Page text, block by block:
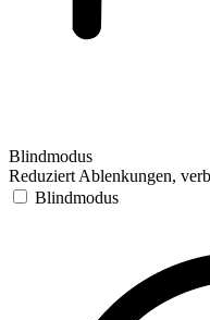
Blindmodus
Reduziert Ablenkungen,
Blindmodus